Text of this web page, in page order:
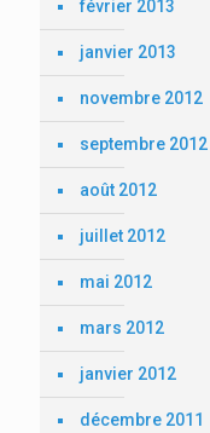
février 2013
janvier 2013
novembre 2012
septembre 2012
août 2012
juillet 2012
mai 2012
mars 2012
janvier 2012
décembre 2011